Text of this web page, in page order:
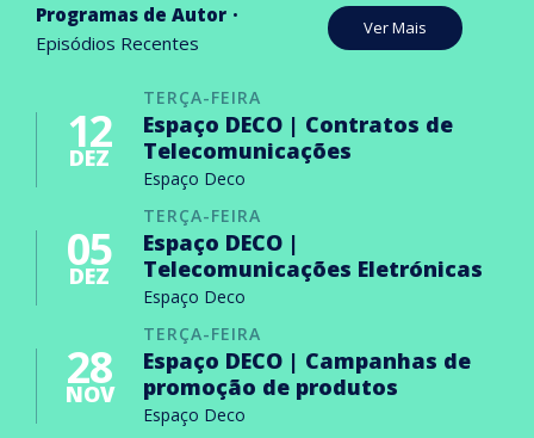
Programas de Autor
Episódios Recentes
Ver Mais
TERÇA-FEIRA
12
DEZ
Espaço DECO | Contratos de
Telecomunicações
Espaço Deco
TERÇA-FEIRA
05
DEZ
Espaço DECO |
Telecomunicações Eletrónicas
Espaço Deco
TERÇA-FEIRA
28
NOV
Espaço DECO | Campanhas de
promoção de produtos
Espaço Deco